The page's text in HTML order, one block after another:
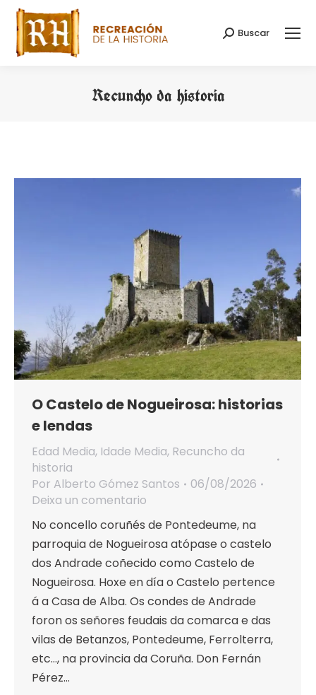
Search:
Buscar
Recuncho da historia
O Castelo de Nogueirosa: historias
e lendas
Edad Media, Idade Media, Recuncho da
historia
Por Alberto Gómez Santos
06/08/2026
Deixa un comentario
No concello coruñés de Pontedeume, na
parroquia de Nogueirosa atópase o castelo
dos Andrade coñecido como Castelo de
Nogueirosa. Hoxe en día o Castelo pertence
á a Casa de Alba. Os condes de Andrade
foron os señores feudais da comarca e das
vilas de Betanzos, Pontedeume, Ferrolterra,
etc…, na provincia da Coruña. Don Fernán
Pérez…